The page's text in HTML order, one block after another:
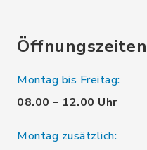
Öffnungszeiten
Montag bis Freitag:
08.00 – 12.00 Uhr
Montag zusätzlich: